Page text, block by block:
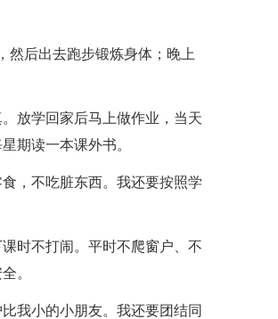
后出去跑步锻炼身体；晚上
放学回家后马上做作业，当天
期读一本课外书。
，不吃脏东西。我还要按照学
时不打闹。平时不爬窗户、不
。
我小的小朋友。我还要团结同